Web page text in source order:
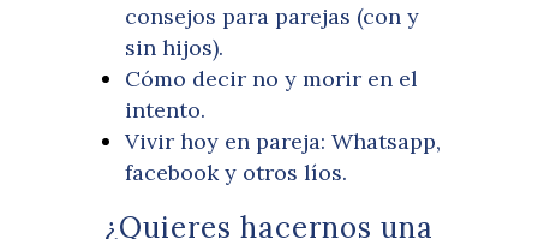
consejos para parejas (con y
sin hijos).
Cómo decir no y morir en el
intento.
Vivir hoy en pareja: Whatsapp,
facebook y otros líos.
¿Quieres hacernos una